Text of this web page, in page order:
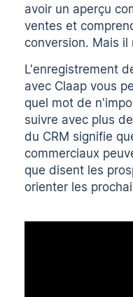
avoir un aperçu
ventes et
conversion. Mais
L'enregistrement
avec Claap vous
quel mot de
suivre avec plus
du CRM signifie
commerciaux
que disent les
orienter les